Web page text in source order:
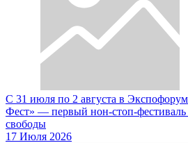
С 31 июля по 2 августа в
Фест» — первый нон-стоп-
свободы
17 Июля 2026